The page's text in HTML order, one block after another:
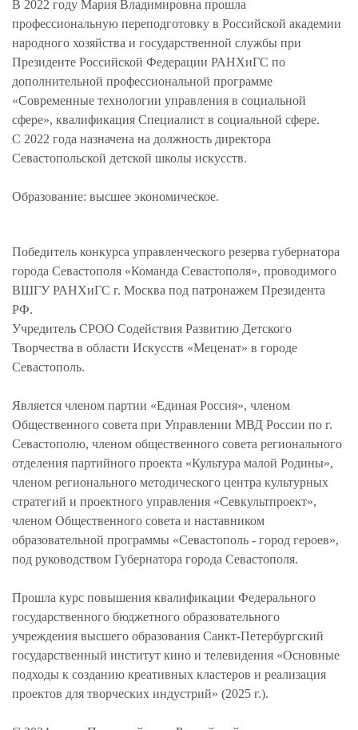
В 2022 году Мария Владимировна прошла
профессиональную переподготовку в Российской академии
народного хозяйства и государственной службы при
Президенте Российской Федерации РАНХиГС по
дополнительной профессиональной программе
«Современные технологии управления в социальной
сфере», квалификация Специалист в социальной сфере.
С 2022 года назначена на должность директора
Севастопольской детской школы искусств.
Образование: высшее экономическое.
Победитель конкурса управленческого резерва губернатора
города Севастополя «Команда Севастополя», проводимого
ВШГУ РАНХиГС г. Москва под патронажем Президента
РФ.
Учредитель СРОО Содействия Развитию Детского
Творчества в области Искусств «Меценат» в городе
Севастополь.
Является членом партии «Единая Россия», членом
Общественного совета при Управлении МВД России по г.
Севастополю, членом общественного совета регионального
отделения партийного проекта «Культура малой Родины»,
членом регионального методического центра культурных
стратегий и проектного управления «Севкультпроект»,
членом Общественного совета и наставником
образовательной программы «Севастополь - город героев»,
под руководством Губернатора города Севастополя.
Прошла курс повышения квалификации Федерального
государственного бюджетного образовательного
учреждения высшего образования Санкт-Петербургский
государственный институт кино и телевидения «Основные
подходы к созданию креативных кластеров и реализация
проектов для творческих индустрий» (2025 г.).